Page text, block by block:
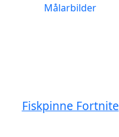
Fiskpinne Fortnite